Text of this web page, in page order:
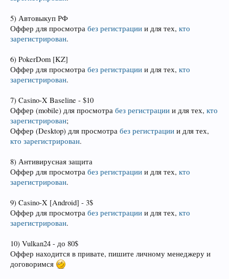
5) Автовыкуп РФ
Оффер для просмотра без регистрации и для тех, кто
зарегистрирован.
6) PokerDom [KZ]
Оффер для просмотра без регистрации и для тех, кто
зарегистрирован.
7) Casino-X Baseline - $10
Оффер (mobile) для просмотра без регистрации и для тех, кто
зарегистрирован;
Оффер (Desktop) для просмотра без регистрации и для тех,
кто зарегистрирован.
8) Антивирусная защита
Оффер для просмотра без регистрации и для тех, кто
зарегистрирован.
9) Casino-X [Android] - 3$
Оффер для просмотра без регистрации и для тех, кто
зарегистрирован.
10) Vulkan24 - до 80$
Оффер находится в привате, пишите личному менеджеру и
договоримся